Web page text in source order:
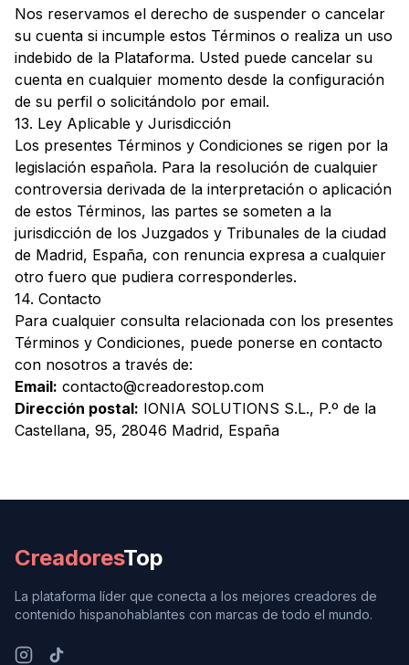
Nos reservamos el derecho de suspender o cancelar
su cuenta si incumple estos Términos o realiza un uso
indebido de la Plataforma. Usted puede cancelar su
cuenta en cualquier momento desde la configuración
de su perfil o solicitándolo por email.
13. Ley Aplicable y Jurisdicción
Los presentes Términos y Condiciones se rigen por la
legislación española. Para la resolución de cualquier
controversia derivada de la interpretación o aplicación
de estos Términos, las partes se someten a la
jurisdicción de los Juzgados y Tribunales de la ciudad
de Madrid, España, con renuncia expresa a cualquier
otro fuero que pudiera corresponderles.
14. Contacto
Para cualquier consulta relacionada con los presentes
Términos y Condiciones, puede ponerse en contacto
con nosotros a través de:
Email: contacto@creadorestop.com
Dirección postal: IONIA SOLUTIONS S.L., P.º de la
Castellana, 95, 28046 Madrid, España
CreadoresTop
La plataforma líder que conecta a los mejores creadores de
contenido hispanohablantes con marcas de todo el mundo.